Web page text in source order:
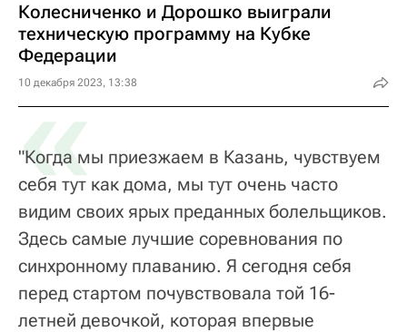
Колесниченко и Дорошко выиграли
техническую программу на Кубке
Федерации
10 декабря 2023, 13:38
«
"Когда мы приезжаем в Казань, чувствуем
себя тут как дома, мы тут очень часто
видим своих ярых преданных болельщиков.
Здесь самые лучшие соревнования по
синхронному плаванию. Я сегодня себя
перед стартом почувствовала той 16-
летней девочкой, которая впервые